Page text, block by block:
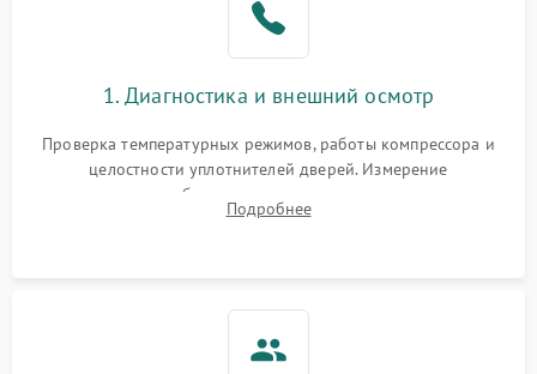
работе
2000 ₽ Подробнее →
1000 ₽
1800 ₽
1. Диагностика и внешний осмотр
Проверка температурных режимов, работы компрессора и
целостности уплотнителей дверей. Измерение
сопротивления обмоток мотора, проверка термостата и
считывание кодов ошибок с электронного дисплея.
Подробнее